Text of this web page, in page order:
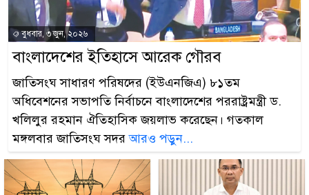
বুধবার, ৩ জুন, ২০২৬
বাংলাদেশের ইতিহাসে আরেক গৌরব
জাতিসংঘ সাধারণ পরিষদের (ইউএনজিএ) ৮১তম
অধিবেশনের সভাপতি নির্বাচনে বাংলাদেশের পররাষ্ট্রমন্ত্রী ড.
খলিলুর রহমান ঐতিহাসিক জয়লাভ করেছেন। গতকাল
মঙ্গলবার জাতিসংঘ সদরআরও পড়ুন...